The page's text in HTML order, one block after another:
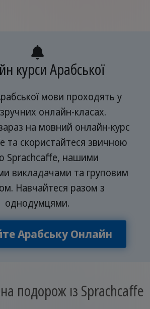
курси Арабської
мови проходять у
онлайн-класах.
на мовний онлайн-курс
та скористайтеся звичною
Sprachcaffe, нашими
викладачами та груповим
Навчайтеся разом з
однодумцями.
Арабську Онлайн
подорож із Sprachcaffe